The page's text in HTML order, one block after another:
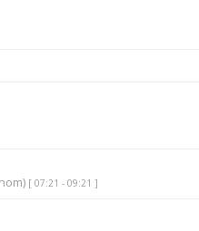
[ 07:21 - 09:21 ]